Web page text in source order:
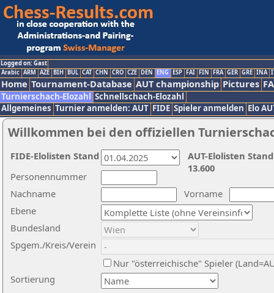
Logged on: Gast
Arabic ARM AZE BIH BUL CAT CHN CRO CZE DEN ENG ESP FAI FIN FRA GER GRE INA
Home Tournament-Database AUT championship Pictures
Turnierschach-Elozahl Schnellschach-Elozahl
Allgemeines Turnier anmelden: AUT FIDE Spieler anmelden Elo
Willkommen bei den offiziellen
Nachname
Vorname
Ebene
Sortierung
Personennummer
Bundesland
Spgem./Kreis/Verein
Nur "österreichische" Spieler
AUT-Elolisten
13.600
FIDE-Elolisten Stand